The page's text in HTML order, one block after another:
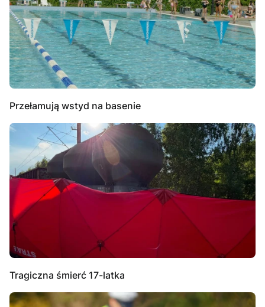
Przełamują wstyd na basenie
Tragiczna śmierć 17-latka